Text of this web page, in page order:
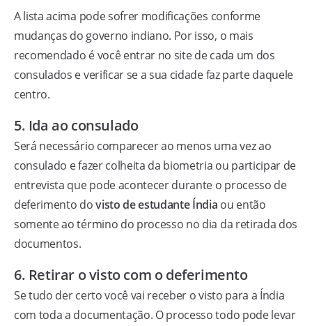
A lista acima pode sofrer modificações conforme
mudanças do governo indiano. Por isso, o mais
recomendado é você entrar no site de cada um dos
consulados e verificar se a sua cidade faz parte daquele
centro.
5. Ida ao consulado
Será necessário comparecer ao menos uma vez ao
consulado e fazer colheita da biometria ou participar de
entrevista que pode acontecer durante o processo de
deferimento dovisto de estudante Índia ou então
somente ao término do processo no dia da retirada dos
documentos.
6. Retirar o visto com o deferimento
Se tudo der certo você vai receber o visto para a Índia
com toda a documentação. O processo todo pode levar